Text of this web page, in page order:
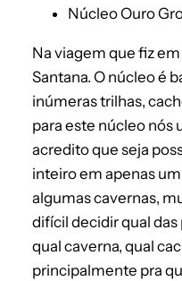
Núcleo Ouro
Na viagem que fiz
Santana. O núcleo é
inúmeras trilhas,
para este núcleo nós
acredito que seja
inteiro em apenas
algumas cavernas,
difícil decidir qual das
qual caverna, qual
principalmente pra